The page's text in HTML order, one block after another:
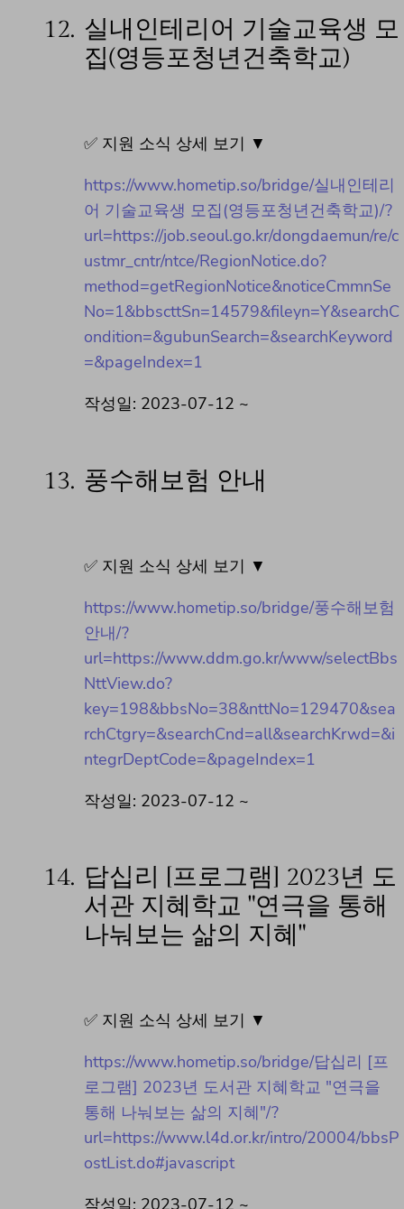
12. 실내인테리어 기술교육생 모
집(영등포청년건축학교)
✅ 지원 소식 상세 보기 ▼
https://www.hometip.so/bridge/실내인테리
어 기술교육생 모집(영등포청년건축학교)/?
url=https://job.seoul.go.kr/dongdaemun/re/c
ustmr_cntr/ntce/RegionNotice.do?
method=getRegionNotice&noticeCmmnSe
No=1&bbscttSn=14579&fileyn=Y&searchC
ondition=&gubunSearch=&searchKeyword
=&pageIndex=1
작성일: 2023-07-12 ~
13. 풍수해보험 안내
✅ 지원 소식 상세 보기 ▼
https://www.hometip.so/bridge/풍수해보험
안내/?
url=https://www.ddm.go.kr/www/selectBbs
NttView.do?
key=198&bbsNo=38&nttNo=129470&sea
rchCtgry=&searchCnd=all&searchKrwd=&i
ntegrDeptCode=&pageIndex=1
작성일: 2023-07-12 ~
14. 답십리 [프로그램] 2023년 도
서관 지혜학교 "연극을 통해
나눠보는 삶의 지혜"
✅ 지원 소식 상세 보기 ▼
https://www.hometip.so/bridge/답십리 [프
로그램] 2023년 도서관 지혜학교 "연극을
통해 나눠보는 삶의 지혜"/?
url=https://www.l4d.or.kr/intro/20004/bbsP
ostList.do#javascript
작성일: 2023-07-12 ~